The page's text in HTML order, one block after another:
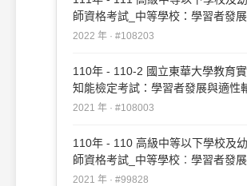
師資格考試_中等學校：學習者發展
輔導#108203
2022 年 · #108203
110年 - 110-2 國立東華大學教育
知能檢定考試：學習者發展與適性
#108003
2021 年 · #108003
110年 - 110 高級中等以下學校及
師資格考試_中等學校︰學習者發展
輔導#99828
2021 年 · #99828